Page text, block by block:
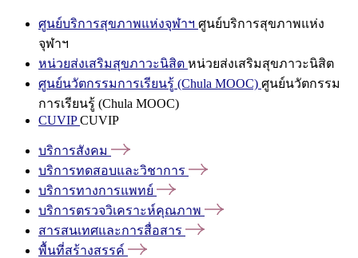
ศูนย์บริการสุขภาพแห่งจุฬาฯ ศูนย์บริการสุขภาพแห่ง
จุฬาฯ
หน่วยส่งเสริมสุขภาวะนิสิต หน่วยส่งเสริมสุขภาวะนิสิต
ศูนย์นวัตกรรมการเรียนรู้ (Chula MOOC) ศูนย์นวัตกรรม
การเรียนรู้ (Chula MOOC)
CUVIPCUVIP
บริการสังคม
บริการทดสอบและวิชาการ
บริการทางการแพทย์
บริการตรวจวิเคราะห์คุณภาพ
สารสนเทศและการสื่อสาร
พื้นที่สร้างสรรค์